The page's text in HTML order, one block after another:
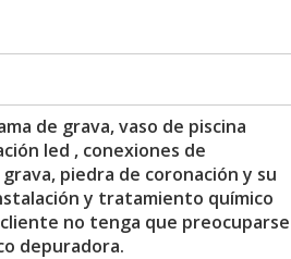
de grava, vaso de piscina
led , conexiones de
piedra de coronación y su
y tratamiento químico
no tenga que preocuparse
depuradora.